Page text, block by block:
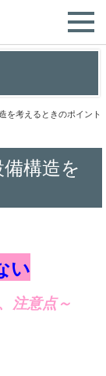
を考えるときのポイント
構造を
い
注意点～